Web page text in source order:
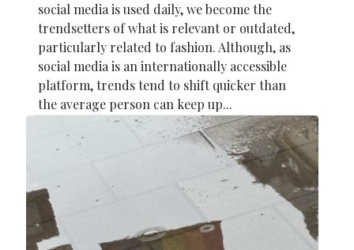
social media is used daily, we become the
trendsetters of what is relevant or outdated,
particularly related to fashion. Although, as
social media is an internationally accessible
platform, trends tend to shift quicker than
the average person can keep up...